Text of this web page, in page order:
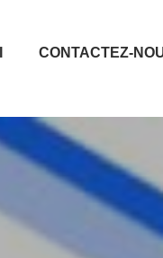
CONTACTEZ-